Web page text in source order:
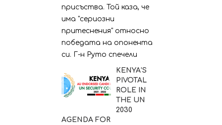
присъства. Той каза, че
има "сериозни
притеснения" относно
победата на опонента
си. Г-н Руто спечели
KENYA’S
PIVOTAL
ROLE IN
THE UN
2030
AGENDA FOR